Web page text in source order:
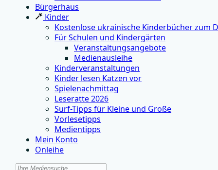
Bürgerhaus
Kinder
Kostenlose ukrainische Kinderbücher zum
Für Schulen und Kindergärten
Veranstaltungsangebote
Medienausleihe
Kinderveranstaltungen
Kinder lesen Katzen vor
Spielenachmittag
Leseratte 2026
Surf-Tipps für Kleine und Große
Vorlesetipps
Medientipps
Mein Konto
Onleihe